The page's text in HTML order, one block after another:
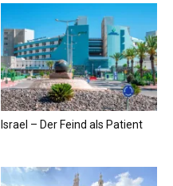
Israel – Der Feind als Patient